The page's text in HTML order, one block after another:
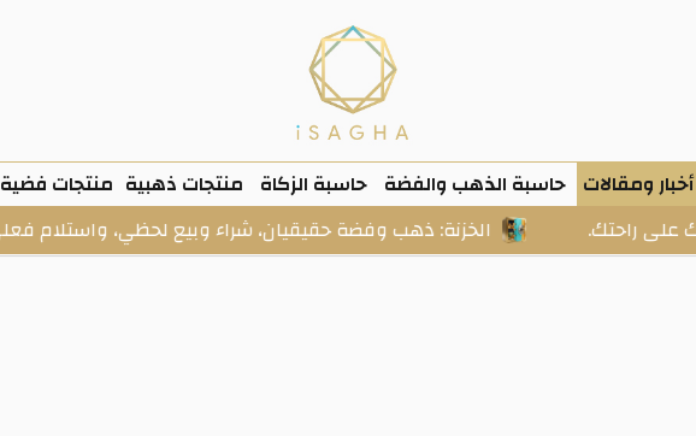
أخبار ومقالات حاسبة الذهب والفضة حاسبة الزكاة منتجات ذهبية منتجات فضية
الخزنة: ذهب وفضة حقيقيان، شراء وبيع لحظي، واستلام فعلي عند الطلب.